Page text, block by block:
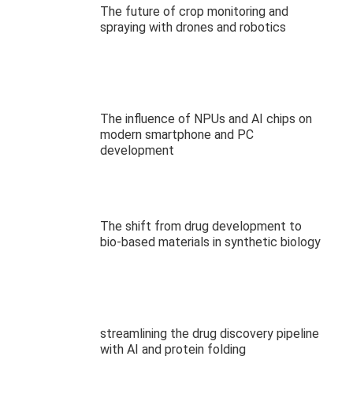
The future of crop monitoring and
spraying with drones and robotics
The influence of NPUs and AI chips on
modern smartphone and PC
development
The shift from drug development to
bio-based materials in synthetic biology
streamlining the drug discovery pipeline
with AI and protein folding